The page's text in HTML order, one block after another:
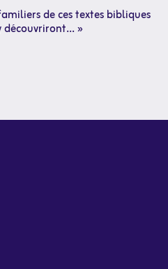
de ces textes bibliques
découvriront… »